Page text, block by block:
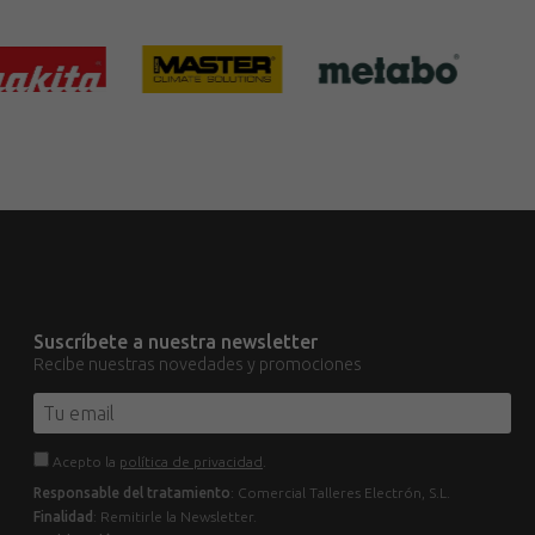
Suscríbete a nuestra newsletter
Recibe nuestras novedades y promociones
Acepto la política de privacidad
Responsable del tratamiento: Comercial Talleres Electrón, S.L.
Finalidad : Remitirle la Newsletter.